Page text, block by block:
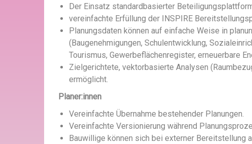
Der Einsatz standardbasierter
vereinfachte Erfüllung der INSPIRE
Planungsdaten können auf einfache Weise in
(Baugenehmigungen, Schulentwicklung,
Tourismus, Gewerbeflächenregister, erneuerbare
Zielgerichtete, vektorbasierte Analysen
ermöglicht.
Planer:innen
Vereinfachte Übernahme bestehender Planungen.
Vereinfachte Versionierung während
Bauwillige können sich bei externer Bereitstellung